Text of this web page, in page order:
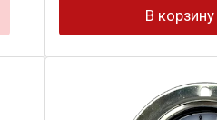
В корзину